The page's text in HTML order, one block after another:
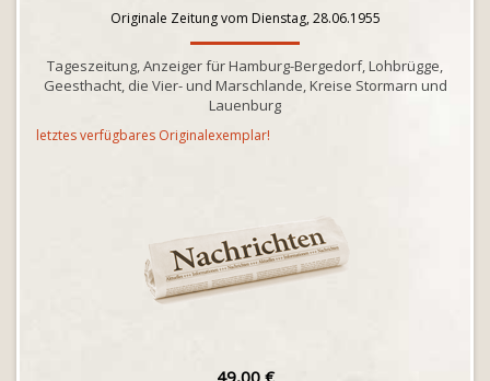
Originale Zeitung vom Dienstag, 28.06.1955
Tageszeitung, Anzeiger für Hamburg-Bergedorf, Lohbrügge,
Geesthacht, die Vier- und Marschlande, Kreise Stormarn und
Lauenburg
letztes verfügbares Originalexemplar!
49,00 €